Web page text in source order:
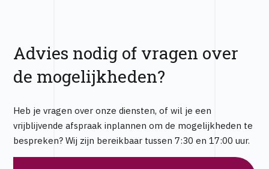
Advies nodig of vragen over
de mogelijkheden?
Heb je vragen over onze diensten, of wil je een
vrijblijvende afspraak inplannen om de mogelijkheden te
bespreken? Wij zijn bereikbaar tussen 7:30 en 17:00 uur.